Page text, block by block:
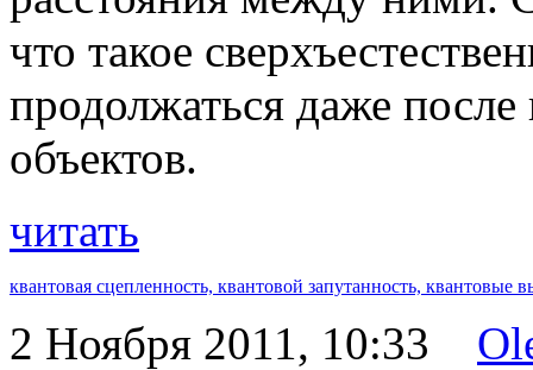
что такое
продолжаться даже
объектов.
читать
квантовая сцепленность, квантовой запутанность, квантовые
2 Ноября 2011, 10:33